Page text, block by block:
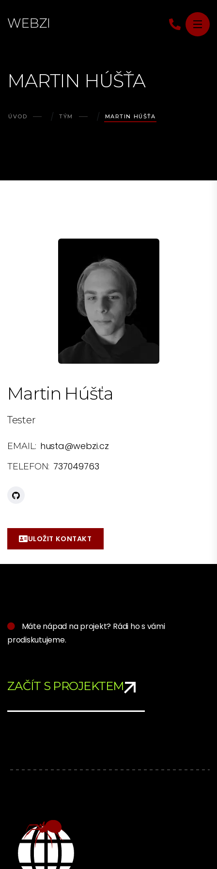
WEBZI
MARTIN HÚŠŤA
ÚVOD TÝM MARTIN HÚŠŤA
Martin Húšťa
Tester
EMAIL: husta@webzi.cz
TELEFON: 737049763
ULOŽIT KONTAKT
Máte nápad na projekt? Rádi ho s vámi
prodiskutujeme.
ZAČÍT S PROJEKTEM